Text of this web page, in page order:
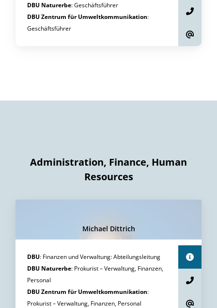
DBU Naturerbe:Geschäftsführer
DBU Zentrum für Umweltkommunikation:
Geschäftsführer
Administration, Finance, Human
Resources
Michael Dittrich
DBU: Finanzen und Verwaltung:Abteilungsleitung
DBU Naturerbe: Prokurist–Verwaltung, Finanzen,
Personal
DBU Zentrum für Umweltkommunikation:
Prokurist–Verwaltung, Finanzen, Personal